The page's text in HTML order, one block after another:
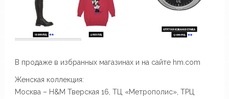
В продаже в избранных магазинах и на сайте hm.com
Женская коллекция:
Москва – H&M Тверская 16, ТЦ «Метрополис», ТРЦ